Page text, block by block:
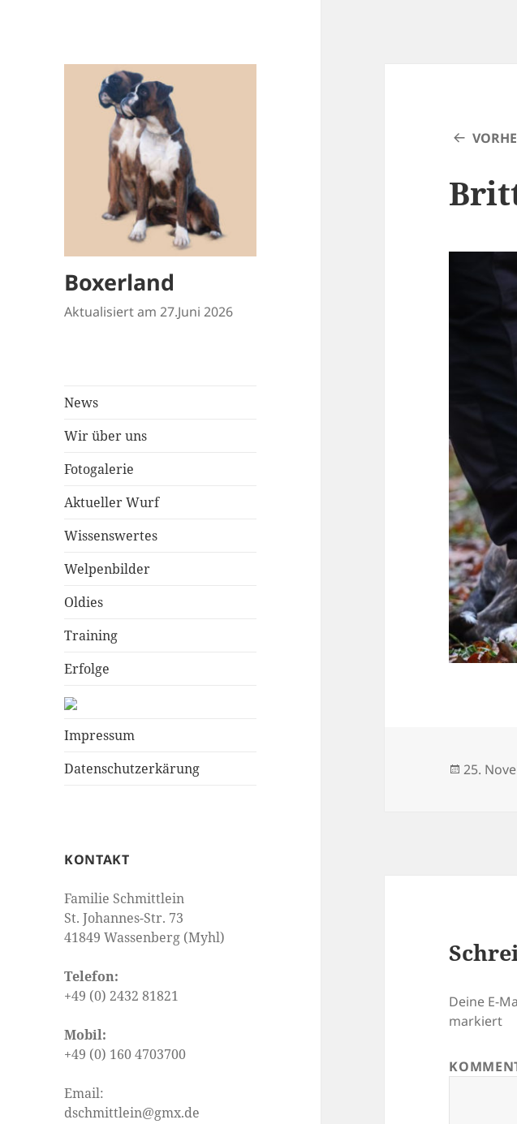
Boxerland
Aktualisiert am 27.Juni 2026
News
Wir über uns
Fotogalerie
Aktueller Wurf
Wissenswertes
Welpenbilder
Oldies
Training
Erfolge
Impressum
Datenschutzerkärung
KONTAKT
Familie Schmittlein
St. Johannes-Str. 73
41849 Wassenberg (Myhl)
Telefon:
+49 (0) 2432 81821
Mobil:
+49 (0) 160 4703700
Email:
dschmittlein@gmx.de
25.
Deine E-
markiert